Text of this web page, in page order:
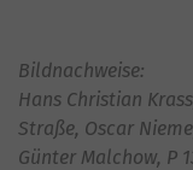
Bildnachweise:
Hans Christian
Straße, Oscar
Günter Malchow, P